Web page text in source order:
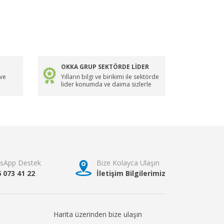
OKKA GRUP SEKTÖRDE LİDER
Yılların bilgi ve birikimi ile sektörde
lider konumda ve daima sizlerle
Destek
073 41 22
Bize Kolayca Ulaşın
İletişim Bilgilerimiz
Harita üzerinden bize ulaşın